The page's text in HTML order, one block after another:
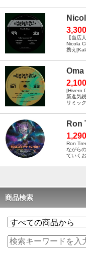
【当店
Nicola
携え
[Hivern
新進気
リミッ
Ron
Ron
ながら
ていく
商品検索